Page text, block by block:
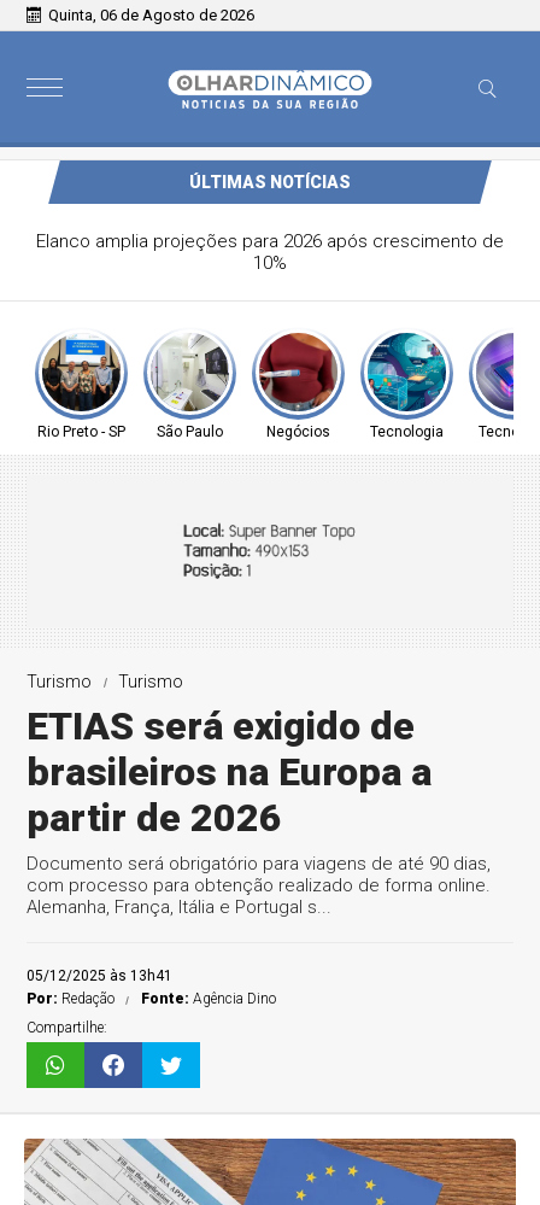
Quinta, 06 de Agosto de 2026
ÚLTIMAS NOTÍCIAS
Dia da Gestante reúne futuras mães em programação de
acolhimento e promoção da saúde em São Sebastião
Rio Preto - SP São Paulo Negócios Tecnologia
Turismo Turismo
ETIAS será exigido de
brasileiros na Europa a
partir de 2026
Documento será obrigatório para viagens de até 90 dias,
com processo para obtenção realizado de forma online.
Alemanha, França, Itália e Portugal s...
05/12/2025 às 13h41
Por: Redação Fonte:Agência Dino
Compartilhe: